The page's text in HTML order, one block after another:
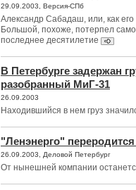
29.09.2003, Версия-СПб
Александр Сабадаш, или, как
Большой, похоже, потерпел
последнее десятилетие
В Петербурге задержан
разобранный МиГ-31
26.09.2003
Находившийся в нем груз
"Ленэнерго"
26.09.2003, Деловой Петербург
От нынешней компании